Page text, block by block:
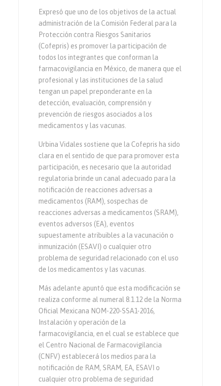
Expresó que uno de los objetivos de la actual
administración de la Comisión Federal para la
Protección contra Riesgos Sanitarios
(Cofepris) es promover la participación de
todos los integrantes que conforman la
farmacovigilancia en México, de manera que el
profesional y las instituciones de la salud
tengan un papel preponderante en la
detección, evaluación, comprensión y
prevención de riesgos asociados a los
medicamentos y las vacunas.
Urbina Vidales sostiene que la Cofepris ha sido
clara en el sentido de que para promover esta
participación, es necesario que la autoridad
regulatoria brinde un canal adecuado para la
notificación de reacciones adversas a
medicamentos (RAM), sospechas de
reacciones adversas a medicamentos (SRAM),
eventos adversos (EA), eventos
supuestamente atribuibles a la vacunación o
inmunización (ESAVI) o cualquier otro
problema de seguridad relacionado con el uso
de los medicamentos y las vacunas.
Más adelante apuntó que esta modificación se
realiza conforme al numeral 8.1.12 de la Norma
Oficial Mexicana NOM-220-SSA1-2016,
Instalación y operación de la
farmacovigilancia, en el cual se establece que
el Centro Nacional de Farmacovigilancia
(CNFV) establecerá los medios para la
notificación de RAM, SRAM, EA, ESAVI o
cualquier otro problema de seguridad